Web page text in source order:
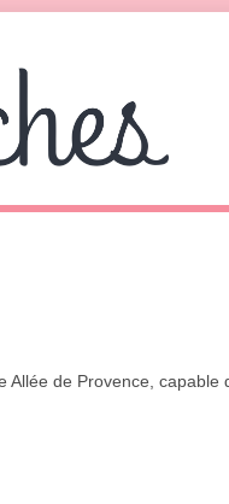
Allée de Provence,